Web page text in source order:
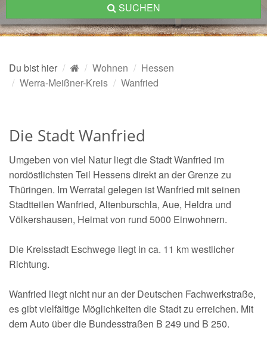
SUCHEN
Du bist hier Wohnen
Hessen
Werra-Meißner-Kreis
Wanfried
Die Stadt Wanfried
Umgeben von viel Natur liegt die Stadt Wanfried im
nordöstlichsten Teil Hessens direkt an der Grenze zu
Thüringen. Im Werratal gelegen ist Wanfried mit seinen
Stadtteilen Wanfried, Altenburschla, Aue, Heldra und
Völkershausen, Heimat von rund 5000 Einwohnern.
Die Kreisstadt Eschwege liegt in ca. 11 km westlicher
Richtung.
Wanfried liegt nicht nur an der Deutschen Fachwerkstraße,
es gibt vielfältige Möglichkeiten die Stadt zu erreichen. Mit
dem Auto über die Bundesstraßen B 249 und B 250.